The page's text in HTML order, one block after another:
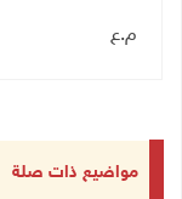
م.ع
مواضيع ذات صلة